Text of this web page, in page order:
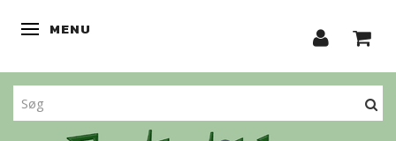
SKIFTE NAVIGATION
MENU